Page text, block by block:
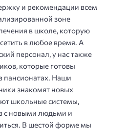
и рекомендации всем
зоне
в школе, которую
в любое время. А
персонал, у нас также
которые готовы
пансионатах. Наши
знакомят новых
школьные системы,
с новыми людьми и
В шестой форме мы